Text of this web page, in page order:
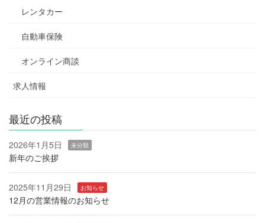
レンタカー
自動車保険
オンライン商談
求人情報
最近の投稿
2026年1月5日 未分類
新年のご挨拶
2025年11月29日 お知らせ
12月の営業情報のお知らせ